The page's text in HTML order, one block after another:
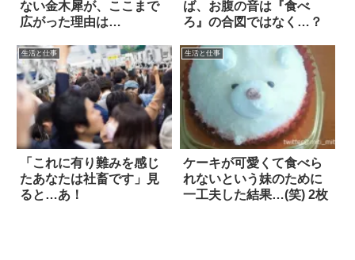
ない金木犀が、ここまで
広がった理由は…
ば、お腹の音は『食べ
ろ』の合図ではなく…？
生活と仕事
「これに有り難みを感じ
たあなたは社畜です」見
ると…あ！
生活と仕事
ケーキが可愛くて食べら
れないという妹のために
一工夫した結果…(笑) 2枚